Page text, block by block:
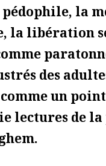
la
la libération
des
un
lectures de la